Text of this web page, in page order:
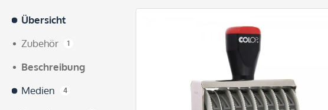
Übersicht
Zubehör
1
Beschreibung
Medien
4